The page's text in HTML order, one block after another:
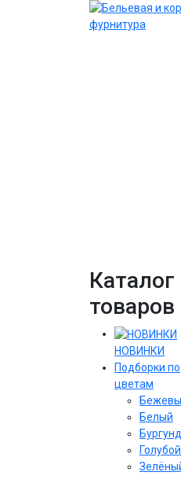
Каталог
товаров
НОВИНКИ
Подборки по
цветам
Белый
Голубой